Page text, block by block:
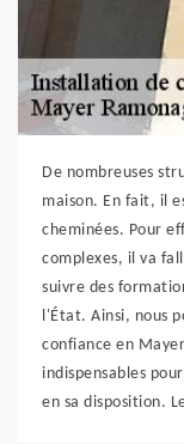
De nombreuses
maison. En fait, il
cheminées. Pour
complexes, il va
suivre des
l'État. Ainsi, nous
confiance en
indispensables
en sa disposition.